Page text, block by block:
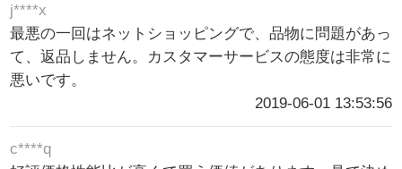
j****x
最悪の一回はネットショッピングで、品物に問題があっ
て、返品しません。カスタマーサービスの態度は非常に
悪いです。
2019-06-01 13:53:56
c****q